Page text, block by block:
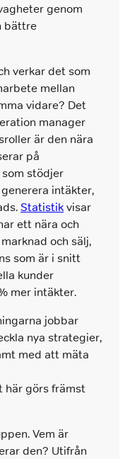
genom
bättre
verkar det som
mellan
vidare? Det
manager
är den nära
på
stödjer
intäkter,
Statistikvisar
ett nära och
och sälj,
som är i snitt
kunder
mer intäkter.
jobbar
nya strategier,
med att mäta
här görs främst
Vem är
den? Utifrån